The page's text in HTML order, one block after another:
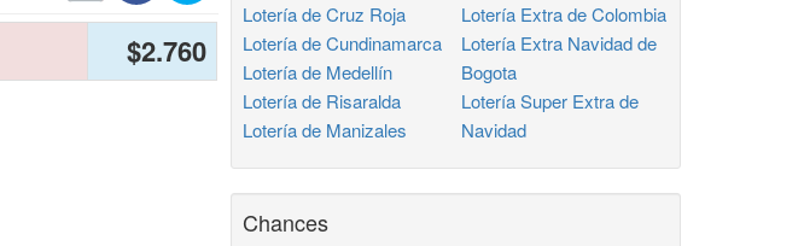
$2.760
Lotería de Cruz Roja
Lotería de Cundinamarca
Lotería de Medellín
Lotería de Risaralda
Lotería de Manizales
Lotería Extra de Colombia
Lotería Extra Navidad de
Bogota
Lotería Super Extra de
Navidad
Chances